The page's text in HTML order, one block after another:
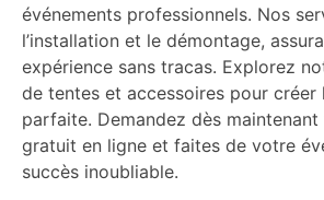
événements professionnels. Nos
l’installation et le démontage,
expérience sans tracas. Explorez
de tentes et accessoires pour créer
parfaite. Demandez dès
gratuit en ligne et faites de votre
succès inoubliable.